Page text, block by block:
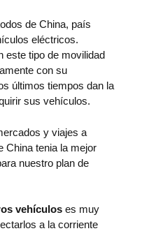
de China, país
eléctricos.
este tipo de movilidad
con su
últimos tiempos dan la
sus vehículos.
y viajes a
China tenia la mejor
nuestro plan de
vehículos es muy
a la corriente